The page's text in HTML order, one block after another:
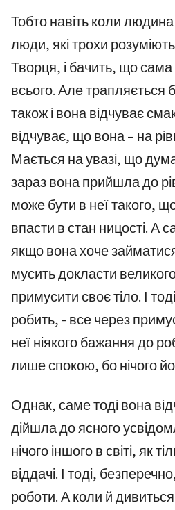
Тобто навіть коли
люди, які трохи
Творця, і бачить, що
всього. Але трапляється
також і вона відчуває
відчуває, що вона – на
Мається на увазі, що
зараз вона прийшла до
може бути в неї такого,
впасти в стан ницості. А
якщо вона хоче
мусить докласти
примусити своє тіло. І
робить, - все через
неї ніякого бажання до
лише спокою, бо нічого
Однак, саме тоді вона
дійшла до ясного
нічого іншого в світі, як
віддачі. І тоді,
роботи. А коли й